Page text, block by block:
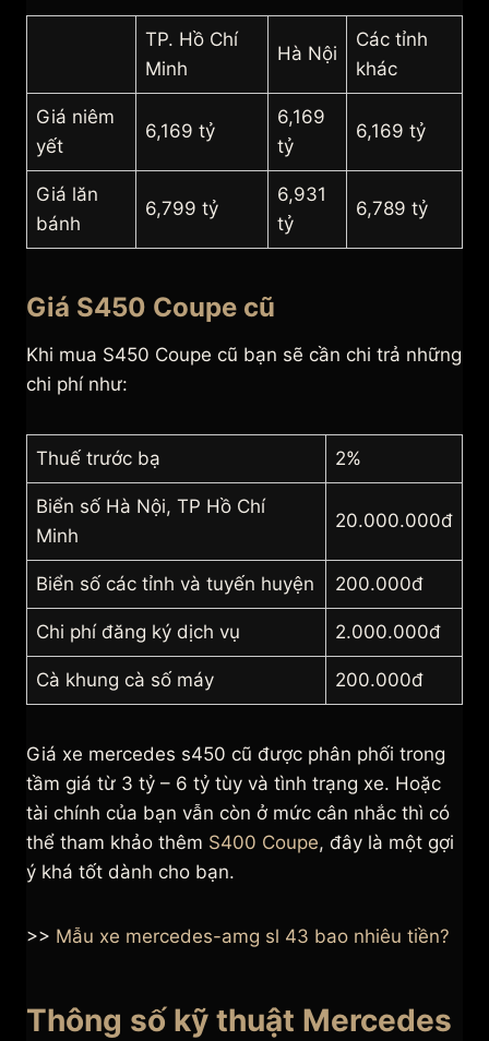
TP. Hồ Chí
Minh
Hà Nội
Các tỉnh
khác
Giá niêm
yết
6,169 tỷ
6,169
tỷ
6,169 tỷ
Giá lăn
bánh
6,799 tỷ
6,931
tỷ
6,789 tỷ
Giá S450 Coupe cũ
Khi mua S450 Coupe cũ bạn sẽ cần chi trả những
chi phí như:
Thuế trước bạ 2%
Biển số Hà Nội, TP Hồ Chí
Minh
20.000.000đ
Biển số các tỉnh và tuyến huyện 200.000đ
Chi phí đăng ký dịch vụ 2.000.000đ
Cà khung cà số máy 200.000đ
Giá xe mercedes s450 cũ được phân phối trong
tầm giá từ 3 tỷ – 6 tỷ tùy và tình trạng xe. Hoặc
tài chính của bạn vẫn còn ở mức cân nhắc thì có
thể tham khảo thêm S400 Coupe, đây là một gợi
ý khá tốt dành cho bạn.
>> Mẫu xe mercedes-amg sl 43 bao nhiêu tiền?
Thông số kỹ thuật Mercedes